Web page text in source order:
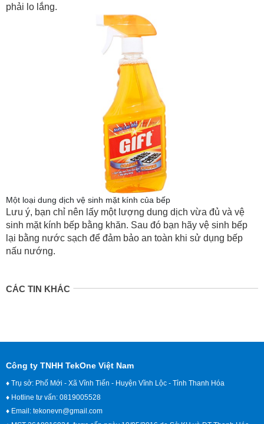
phải lo lắng.
Một loại dung dịch vệ sinh mặt kính của bếp
Lưu ý, bạn chỉ nên lấy một lượng dung dịch vừa đủ và vệ
sinh mặt kính bếp bằng khăn. Sau đó bạn hãy vệ sinh bếp
lại bằng nước sạch để đảm bảo an toàn khi sử dụng bếp
nấu nướng.
CÁC TIN KHÁC
Công ty TNHH TekOne Việt Nam
♦ Trụ sở: Phố Mới - Xã Vĩnh Tiến - Huyện Vĩnh Lộc - Tỉnh Thanh Hóa
♦ Hotline tư vấn: 0819005528
♦ Email: tekonevn@gmail.com